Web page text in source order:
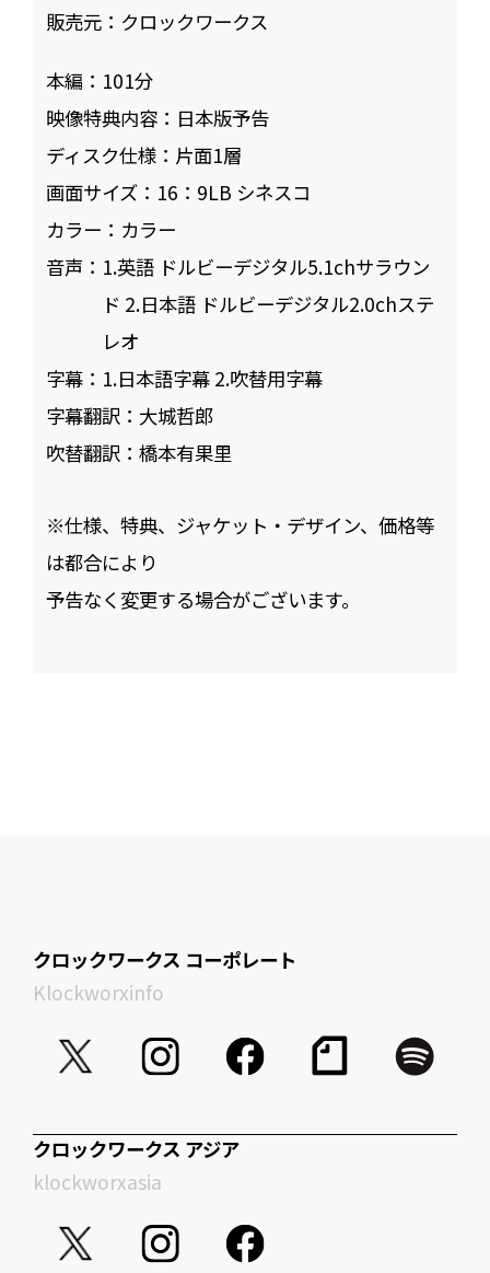
販売元： クロックワークス
本編： 101
映像特典内容： 日本版予告
ディスク仕様： 片面1層
画面サイズ： 16：9LB シネスコ
カラー： カラー
音声： 1.英語 ドルビーデジタル5.1chサラウン
ド 2.日本語 ドルビーデジタル2.0chステ
レオ
字幕： 1.日本語字幕 2.吹替用字幕
字幕翻訳： 大城哲郎
吹替翻訳：橋本有果里
※仕様、特典、ジャケット・デザイン、価格等
は都合により
予告なく変更する場合がございます。
クロックワークス コーポレート
Klockworxinfo
クロックワークス アジア
klockworxasia